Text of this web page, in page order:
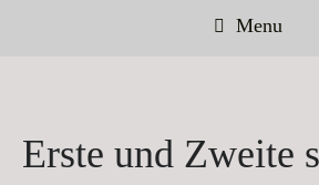
Menu
Erste und Zweite